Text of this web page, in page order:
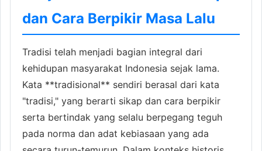
dan Cara Berpikir Masa Lalu
Tradisi telah menjadi bagian integral dari
kehidupan masyarakat Indonesia sejak lama.
Kata **tradisional** sendiri berasal dari kata
"tradisi," yang berarti sikap dan cara berpikir
serta bertindak yang selalu berpegang teguh
pada norma dan adat kebiasaan yang ada